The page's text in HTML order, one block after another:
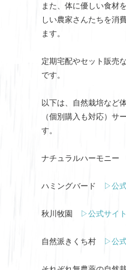
また、体に優しい食材
しい農家さんたちを消
ます。
定期宅配やセット販売
です。
以下は、自然栽培など
（個別購入も対応）サ
す。
ナチュラルハーモニー
ハミングバード ▷公
秋川牧園 ▷公式サイト
自然派きくち村 ▷公